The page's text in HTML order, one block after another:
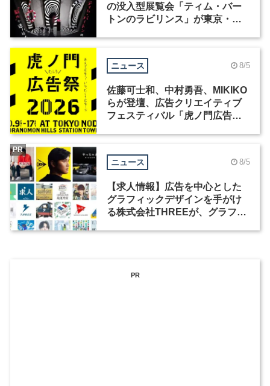
の没入型展覧会「ティム・バー
トンのラビリンス」が東京・豊
ニュース 8/5
佐藤可士和、中村勇吾、MIKIKO
らが登壇、広告クリエイティブ
フェスティバル「虎ノ門広告
ニュース 8/5
【求人情報】広告を中心とした
グラフィックデザインを手がけ
る株式会社THREEが、グラフィ
PR
PR